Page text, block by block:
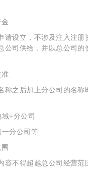
设立，不涉及注入注册
公司供给，并以总公司的
之后加上分公司的名称
+分公司
分公司等
不得超越总公司经营范